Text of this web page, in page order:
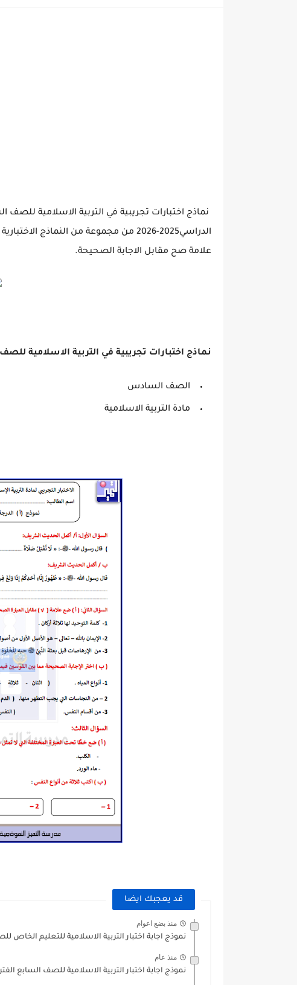
نماذج اختبارات تجريبية في التربية الاسلامية
الدراسي2025-2026 من مجموعة من
علامة صح مقابل الاجابة الصحيحة.
نماذج اختبارات تجريبية في التربية الاسلامية
الصف السادس
مادة التربية الاسلامية
قد يعجبك ايضا
منذ بضع اعوام
نموذج اجابة اختبار التربية الاسلامية للتعليم
منذ عام
نموذج اجابة اختبار التربية الاسلامية للصف السابع الفترة الاولي